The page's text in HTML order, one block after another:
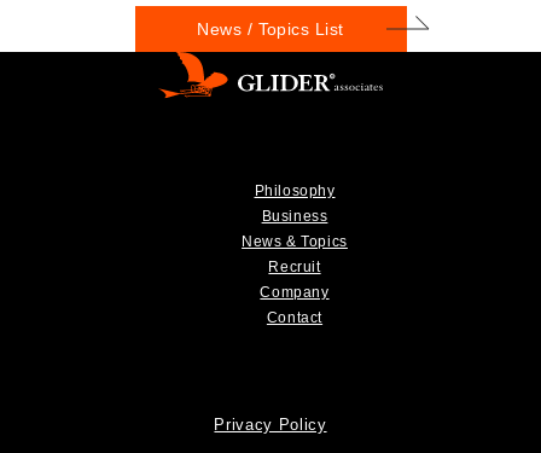
News / Topics List
Philosophy
Business
News & Topics
Recruit
Company
Contact
Privacy Policy